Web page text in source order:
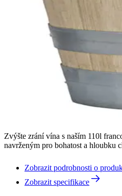
Zvýšte zrání vína s naším 110l
navrženým pro bohatost a hloubku
Zobrazit podrobnosti o
Zobrazit specifikace